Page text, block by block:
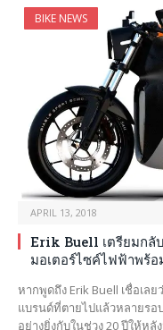
BIKE NEWS
APRIL 13, 2018
Erik Buell เตรียมกลั
มอเตอร์ไซค์ไฟฟ้าพร้
หากพูดถึง Erik Buell เชื่อเล
แบรนด์ที่ตายไปแล้วหลายร
อย่างยิ่งกับในช่วง 20 ปีให้ห